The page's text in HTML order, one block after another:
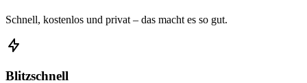
Schnell, kostenlos und privat – das macht es so gut.
Blitzschnell